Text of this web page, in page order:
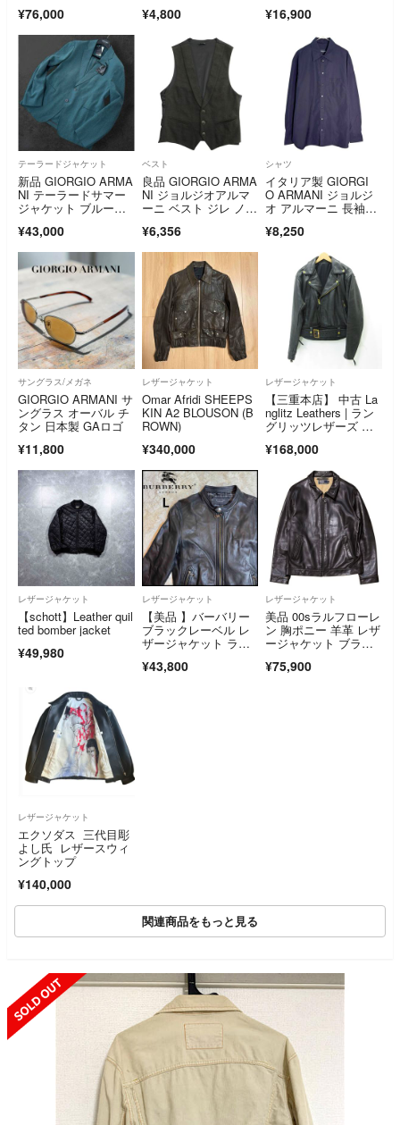
¥76,000 ¥4,800 ¥16,900
テーラードジャケット
新品 GIORGIO ARMA
NI テーラードサマー
ジャケット ブルーグ
¥43,000
ベスト
良品 GIORGIO ARMA
NI ジョルジオアルマ
ーニ ベスト ジレ ノー
ー 44 グレー 黒 ブラ
ック メンズ 古着 中
古 USED
¥6,356
シャツ
イタリア製 GIORGI
O ARMANI ジョルジ
オ アルマーニ 長袖シ
ズ 16)中古 古着 Y570
¥8,250
サングラス/メガネ
GIORGIO ARMANI サ
ングラス オーバル チ
タン 日本製 GAロゴ
¥11,800
レザージャケット
Omar Afridi SHEEPS
KIN A2 BLOUSON (B
ROWN)
¥340,000
レザージャケット
【三重本店】 中古 La
nglitz Leathers | ラン
グリッツレザーズ ダ
ジャケット 2012年 M
W-32523 ブラック サ
イズ：42 【93】
¥168,000
レザージャケット
【schott】Leather quil
ted bomber jacket
¥49,980
レザージャケット
【美品 】バーバリー
ブラックレーベル レ
ザージャケット ラム
¥43,800
レザージャケット
美品 00sラルフローレ
ン 胸ポニー 羊革 レザ
ージャケット ブラッ
¥75,900
レザージャケット
エクソダス 三代目彫
よし氏 レザースウィ
ングトップ
¥140,000
関連商品をもっと見る
SOLD OUT